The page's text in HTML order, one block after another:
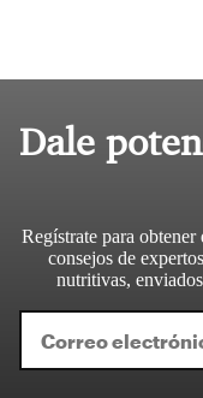
Dale
Regístrate para
consejos de
nutritivas,